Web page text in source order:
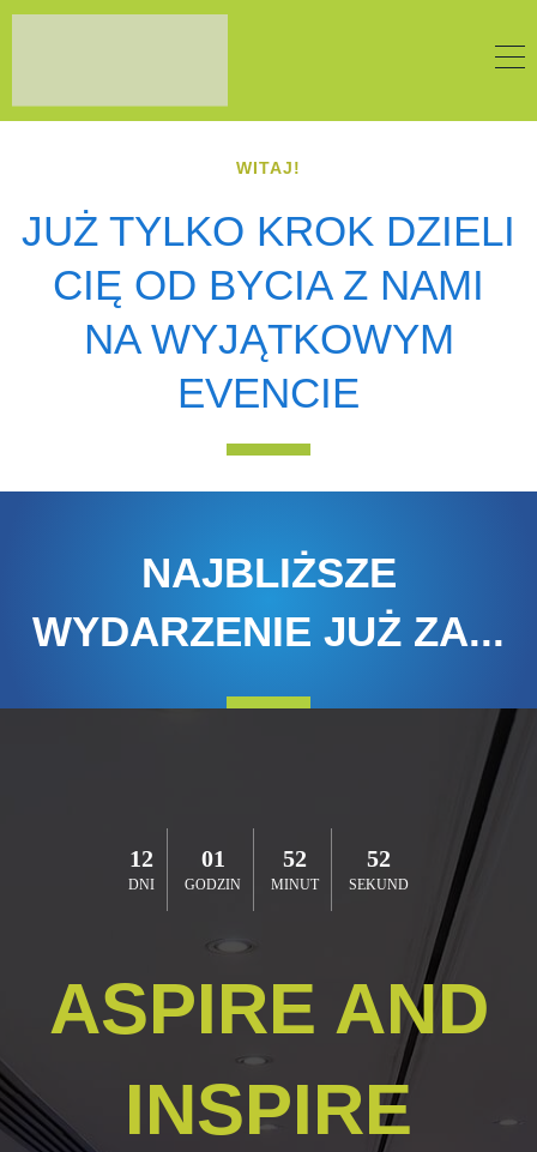
WITAJ!
JUŻ TYLKO KROK DZIELI
CIĘ OD BYCIA Z NAMI
NA WYJĄTKOWYM
EVENCIE
NAJBLIŻSZE
WYDARZENIE JUŻ ZA...
12
DNI
01
GODZIN
52
MINUT
52
SEKUND
ASPIRE AND
INSPIRE